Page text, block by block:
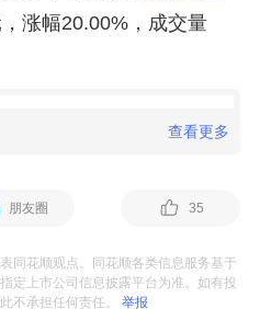
涨幅20.00%，成交量
查看更多
朋友圈 35
同花顺观点。同花顺各类信息服务基于
定上市公司信息披露平台为准。如有投
不承担任何责任。举报